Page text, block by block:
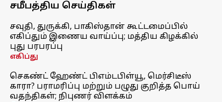
சமீபத்திய செய்திகள்
சவுதி, துருக்கி, பாகிஸ்தான் கூட்டமைப்பில்
எகிப்தும் இணைய வாய்ப்பு; மத்திய கிழக்கில்
புது பரபரப்பு
எகிப்து
செகண்ட் ஹேண்ட் பிஎம்டபிள்யூ, மெர்சிடீஸ்
காரா? பராமரிப்பு மற்றும் பழுது குறித்த பொய்
வதந்திகள்; நிபுணர் விளக்கம்